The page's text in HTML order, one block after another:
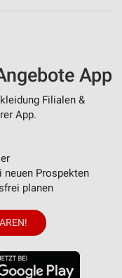
App
Filialen &
App.
neuen Prospekten
planen